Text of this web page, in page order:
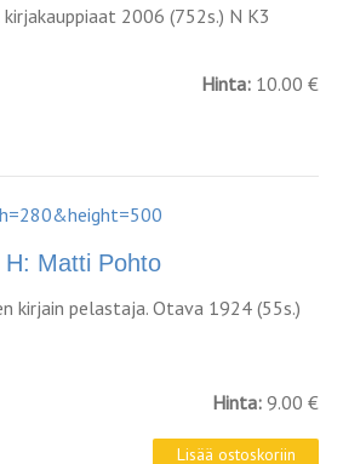
2006 (752s.) N K3
Hinta: 10.00 €
H: Matti Pohto
kirjain pelastaja. Otava 1924 (55s.)
Hinta: 9.00 €